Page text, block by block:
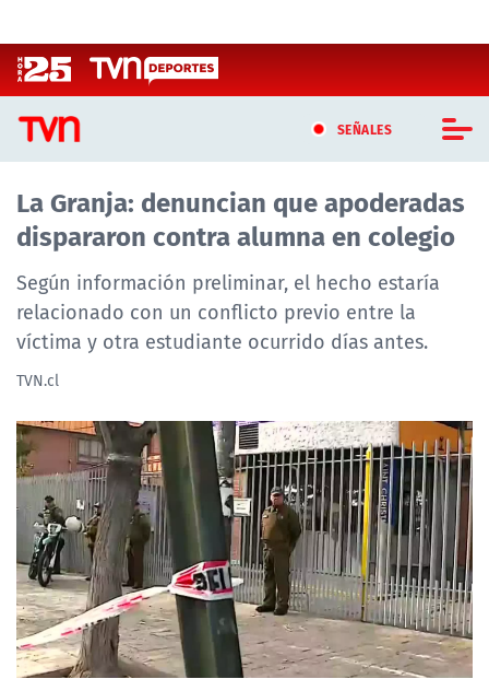
SEÑALES
CASTING MASTERCHEF CHILE
CASTING TVN VERTICAL
TVN VERTICAL
TVN PLAY
TELESERIES
NTV
ACTUALIDAD Y TENDENCIAS
CORPORATIVO Y TRANSPARENCIA
La Granja: denuncian que apoderadas
dispararon contra alumna en colegio
Según información preliminar, el hecho estaría
relacionado con un conflicto previo entre la
víctima y otra estudiante ocurrido días antes.
TVN.cl